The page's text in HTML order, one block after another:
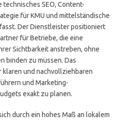
SEO, Content-
für KMU und mittelständische
Der Dienstleister positioniert
für Betriebe, die eine
Sichtbarkeit anstreben, ohne
binden zu müssen. Das
klaren und nachvollziehbaren
und Marketing-
exakt zu planen.
durch ein hohes Maß an lokalem